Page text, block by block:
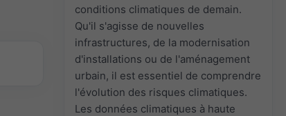
conditions climatiques de demain.
Qu'il s'agisse de nouvelles
infrastructures, de la modernisation
d'installations ou de l'aménagement
urbain, il est essentiel de comprendre
l'évolution des risques climatiques.
Les données climatiques à haute